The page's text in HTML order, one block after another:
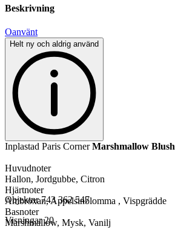
Beskrivning
Oanvänt
Helt ny och aldrig använd
Inplastad Paris CornerMarshmallow Blush
Huvudnoter
Hallon, Jordgubbe, Citron
Hjärtnoter
Ambroxan, Appelsinblomma , Vispgrädde
Basnoter
Marshmallow, Mysk, Vanilj
Objektnr 743 362 547
Visningar 20